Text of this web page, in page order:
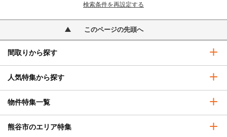
検索条件を再設定する
このページの先頭へ
間取りから探す
人気特集から探す
物件特集一覧
熊谷市のエリア特集